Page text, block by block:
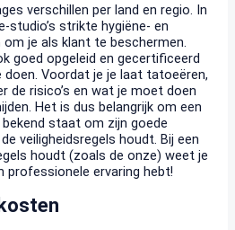
verschillen per land en regio. In
strikte hygiëne- en
om je als klant te beschermen.
goed opgeleid en gecertificeerd
Voordat je je laat tatoeëren,
de risico’s en wat je moet doen
Het is dus belangrijk om een
staat om zijn goede
veiligheidsregels houdt. Bij een
houdt (zoals de onze) weet je
professionele ervaring hebt!